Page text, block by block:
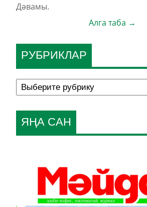
Дәвамы.
Алга таба →
РУБРИКЛАР
ЯҢА САН